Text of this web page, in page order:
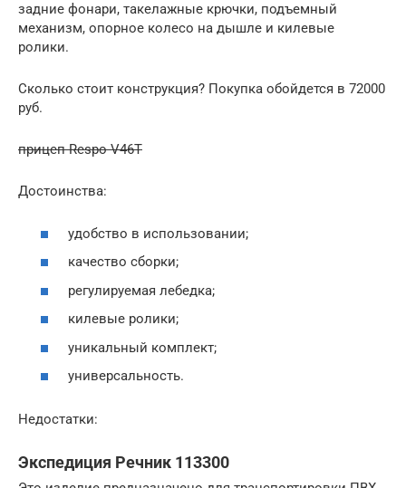
задние фонари, такелажные крючки, подъемный
механизм, опорное колесо на дышле и килевые
ролики.
Сколько стоит конструкция? Покупка обойдется в 72000
руб.
прицеп Respo V46T
Достоинства:
удобство в использовании;
качество сборки;
регулируемая лебедка;
килевые ролики;
уникальный комплект;
универсальность.
Недостатки:
Экспедиция Речник 113300